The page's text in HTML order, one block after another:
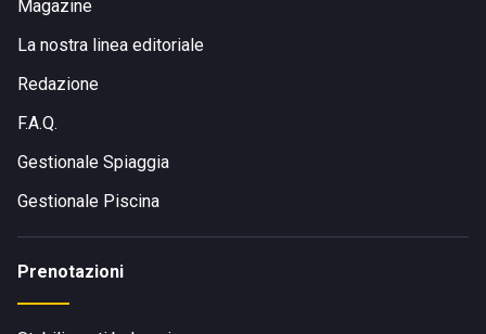
Magazine
La nostra linea editoriale
Redazione
F.A.Q.
Gestionale Spiaggia
Gestionale Piscina
Prenotazioni